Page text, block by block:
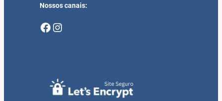
Nossos canais:
Facebook Instagram